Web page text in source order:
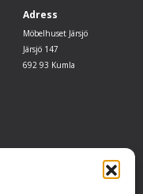
Adress
Möbelhuset Järsjö
Järsjö 147
692 93 Kumla